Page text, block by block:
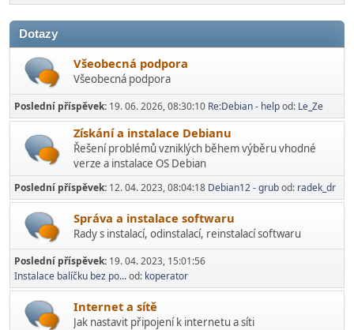
Dotazy
Všeobecná podpora
Všeobecná podpora
Poslední příspěvek: 19. 06. 2026, 08:30:10 Re:Debian - helpod: Le_Ze
Získání a instalace Debianu
Řešení problémů vzniklých během výběru vhodné
verze a instalace OS Debian
Poslední příspěvek: 12. 04. 2023, 08:04:18 Debian12 - grubod: radek_dr
Správa a instalace softwaru
Rady s instalací­, odinstalací, reinstalací softwaru
Poslední příspěvek: 19. 04. 2023, 15:01:56
Instalace balíčku bez po...od: koperator
Internet a sítě
Jak nastavit připojení k internetu a síti